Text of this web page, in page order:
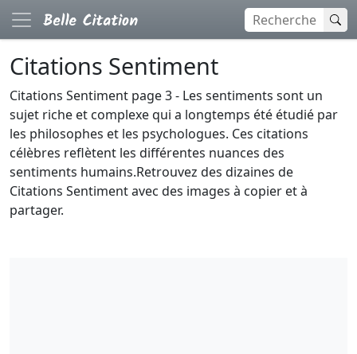
Citations Sentiment
Citations Sentiment page 3 - Les sentiments sont un
sujet riche et complexe qui a longtemps été étudié par
les philosophes et les psychologues. Ces citations
célèbres reflètent les différentes nuances des
sentiments humains.Retrouvez des dizaines de
Citations Sentiment avec des images à copier et à
partager.